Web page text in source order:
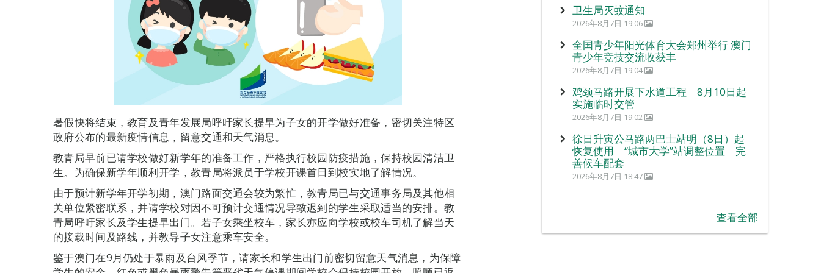
暑假快将结束，教育及青年发展局呼吁家长提早为子女的开学做好准备，密切关注特区
政府公布的最新疫情信息，留意交通和天气消息。
教青局早前已请学校做好新学年的准备工作，严格执行校园防疫措施，保持校园清洁卫
生。为确保新学年顺利开学，教青局将派员于学校开课首日到校实地了解情况。
由于预计新学年开学初期，澳门路面交通会较为繁忙，教青局已与交通事务局及其他相
关单位紧密联系，并请学校对因不可预计交通情况导致迟到的学生采取适当的安排。教
青局呼吁家长及学生提早出门。若子女乘坐校车，家长亦应向学校或校车司机了解当天
的接载时间及路线，并教导子女注意乘车安全。
鉴于澳门在9月仍处于暴雨及台风季节，请家长和学生出门前密切留意天气消息，为保障
卫生局灭蚊通知
2026年8月7日 19:06
全国青少年阳光体育大会郑州举行 澳门
青少年竞技交流收获丰
2026年8月7日 19:04
鸡颈马路开展下水道工程 8月10日起
实施临时交管
2026年8月7日 19:02
徐日升寅公马路两巴士站明（8日）起
恢复使用 “城市大学”站调整位置 完
善候车配套
2026年8月7日 18:47
查看全部